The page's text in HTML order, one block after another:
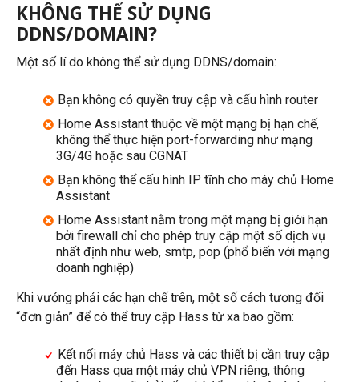
KHÔNG THỂ SỬ DỤNG
DDNS/DOMAIN?
Một số lí do không thể sử dụng DDNS/domain:
Bạn không có quyền truy cập và cấu hình router
Home Assistant thuộc về một mạng bị hạn chế,
không thể thực hiện port-forwarding như mạng
3G/4G hoặc sau CGNAT
Bạn không thể cấu hình IP tĩnh cho máy chủ Home
Assistant
Home Assistant nằm trong một mạng bị giới hạn
bởi firewall chỉ cho phép truy cập một số dịch vụ
nhất định như web, smtp, pop (phổ biến với mạng
doanh nghiệp)
Khi vướng phải các hạn chế trên, một số cách tương đối
“đơn giản” để có thể truy cập Hass từ xa bao gồm:
Kết nối máy chủ Hass và các thiết bị cần truy cập
đến Hass qua một máy chủ VPN riêng, thông